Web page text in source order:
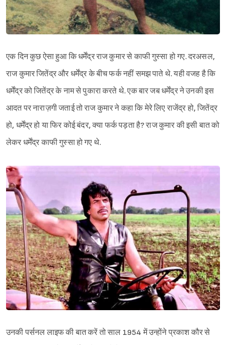
एक दिन कुछ ऐसा हुआ कि धर्मेंद्र राज कुमार से काफी गुस्सा हो गए. दरअसल,
राज कुमार जितेंद्र और धर्मेंद्र के बीच फर्क नहीं समझ पाते थे. यही वजह है कि
धर्मेंद्र को जितेंद्र के नाम से पुकारा करते थे. एक बार जब धर्मेंद्र ने उनकी इस
आदत पर नाराज़गी जताई तो राज कुमार ने कहा कि मेरे लिए राजेंद्र हो, जितेंद्र
हो, धर्मेंद्र हो या फिर कोई बंदर, क्या फर्क पड़ता है? राज कुमार की इसी बात को
लेकर धर्मेंद्र काफी गुस्सा हो गए थे.
उनकी पर्सनल लाइफ की बात करें तो साल 1954 में उन्होंने प्रकाश कौर से